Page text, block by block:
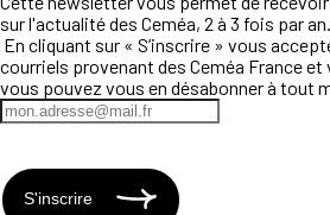
sur l'actualité des Ceméa, 2 à 3 fois par an.
En cliquant sur « S’inscrire » vous
courriels provenant des Ceméa France
vous pouvez vous en désabonner à tout
S'inscrire